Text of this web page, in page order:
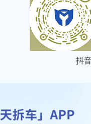
抖
号